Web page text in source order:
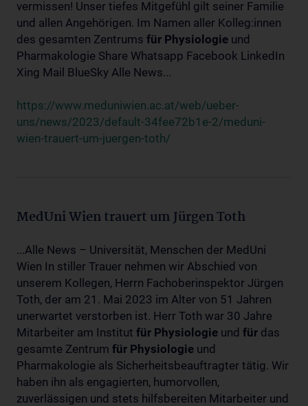
vermissen! Unser tiefes Mitgefühl gilt seiner Familie
und allen Angehörigen. Im Namen aller Kolleg:innen
des gesamten Zentrums für Physiologie und
Pharmakologie Share Whatsapp Facebook LinkedIn
Xing Mail BlueSky Alle News...
https://www.meduniwien.ac.at/web/ueber-
uns/news/2023/default-34fee72b1e-2/meduni-
wien-trauert-um-juergen-toth/
MedUni Wien trauert um Jürgen Toth
...Alle News – Universität, Menschen der MedUni
Wien In stiller Trauer nehmen wir Abschied von
unserem Kollegen, Herrn Fachoberinspektor Jürgen
Toth, der am 21. Mai 2023 im Alter von 51 Jahren
unerwartet verstorben ist. Herr Toth war 30 Jahre
Mitarbeiter am Institut für Physiologie und für das
gesamte Zentrum für Physiologie und
Pharmakologie als Sicherheitsbeauftragter tätig. Wir
haben ihn als engagierten, humorvollen,
zuverlässigen und stets hilfsbereiten Mitarbeiter und